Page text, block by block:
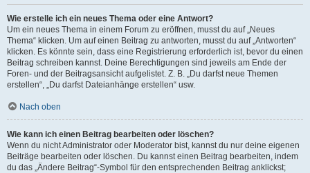
Wie erstelle ich ein neues Thema oder eine Antwort?
Um ein neues Thema in einem Forum zu eröffnen, musst du auf „Neues
Thema“ klicken. Um auf einen Beitrag zu antworten, musst du auf „Antworten“
klicken. Es könnte sein, dass eine Registrierung erforderlich ist, bevor du einen
Beitrag schreiben kannst. Deine Berechtigungen sind jeweils am Ende der
Foren- und der Beitragsansicht aufgelistet. Z. B. „Du darfst neue Themen
erstellen“, „Du darfst Dateianhänge erstellen“ usw.
Nach oben
Wie kann ich einen Beitrag bearbeiten oder löschen?
Wenn du nicht Administrator oder Moderator bist, kannst du nur deine eigenen
Beiträge bearbeiten oder löschen. Du kannst einen Beitrag bearbeiten, indem
du das „Ändere Beitrag“-Symbol für den entsprechenden Beitrag anklickst;